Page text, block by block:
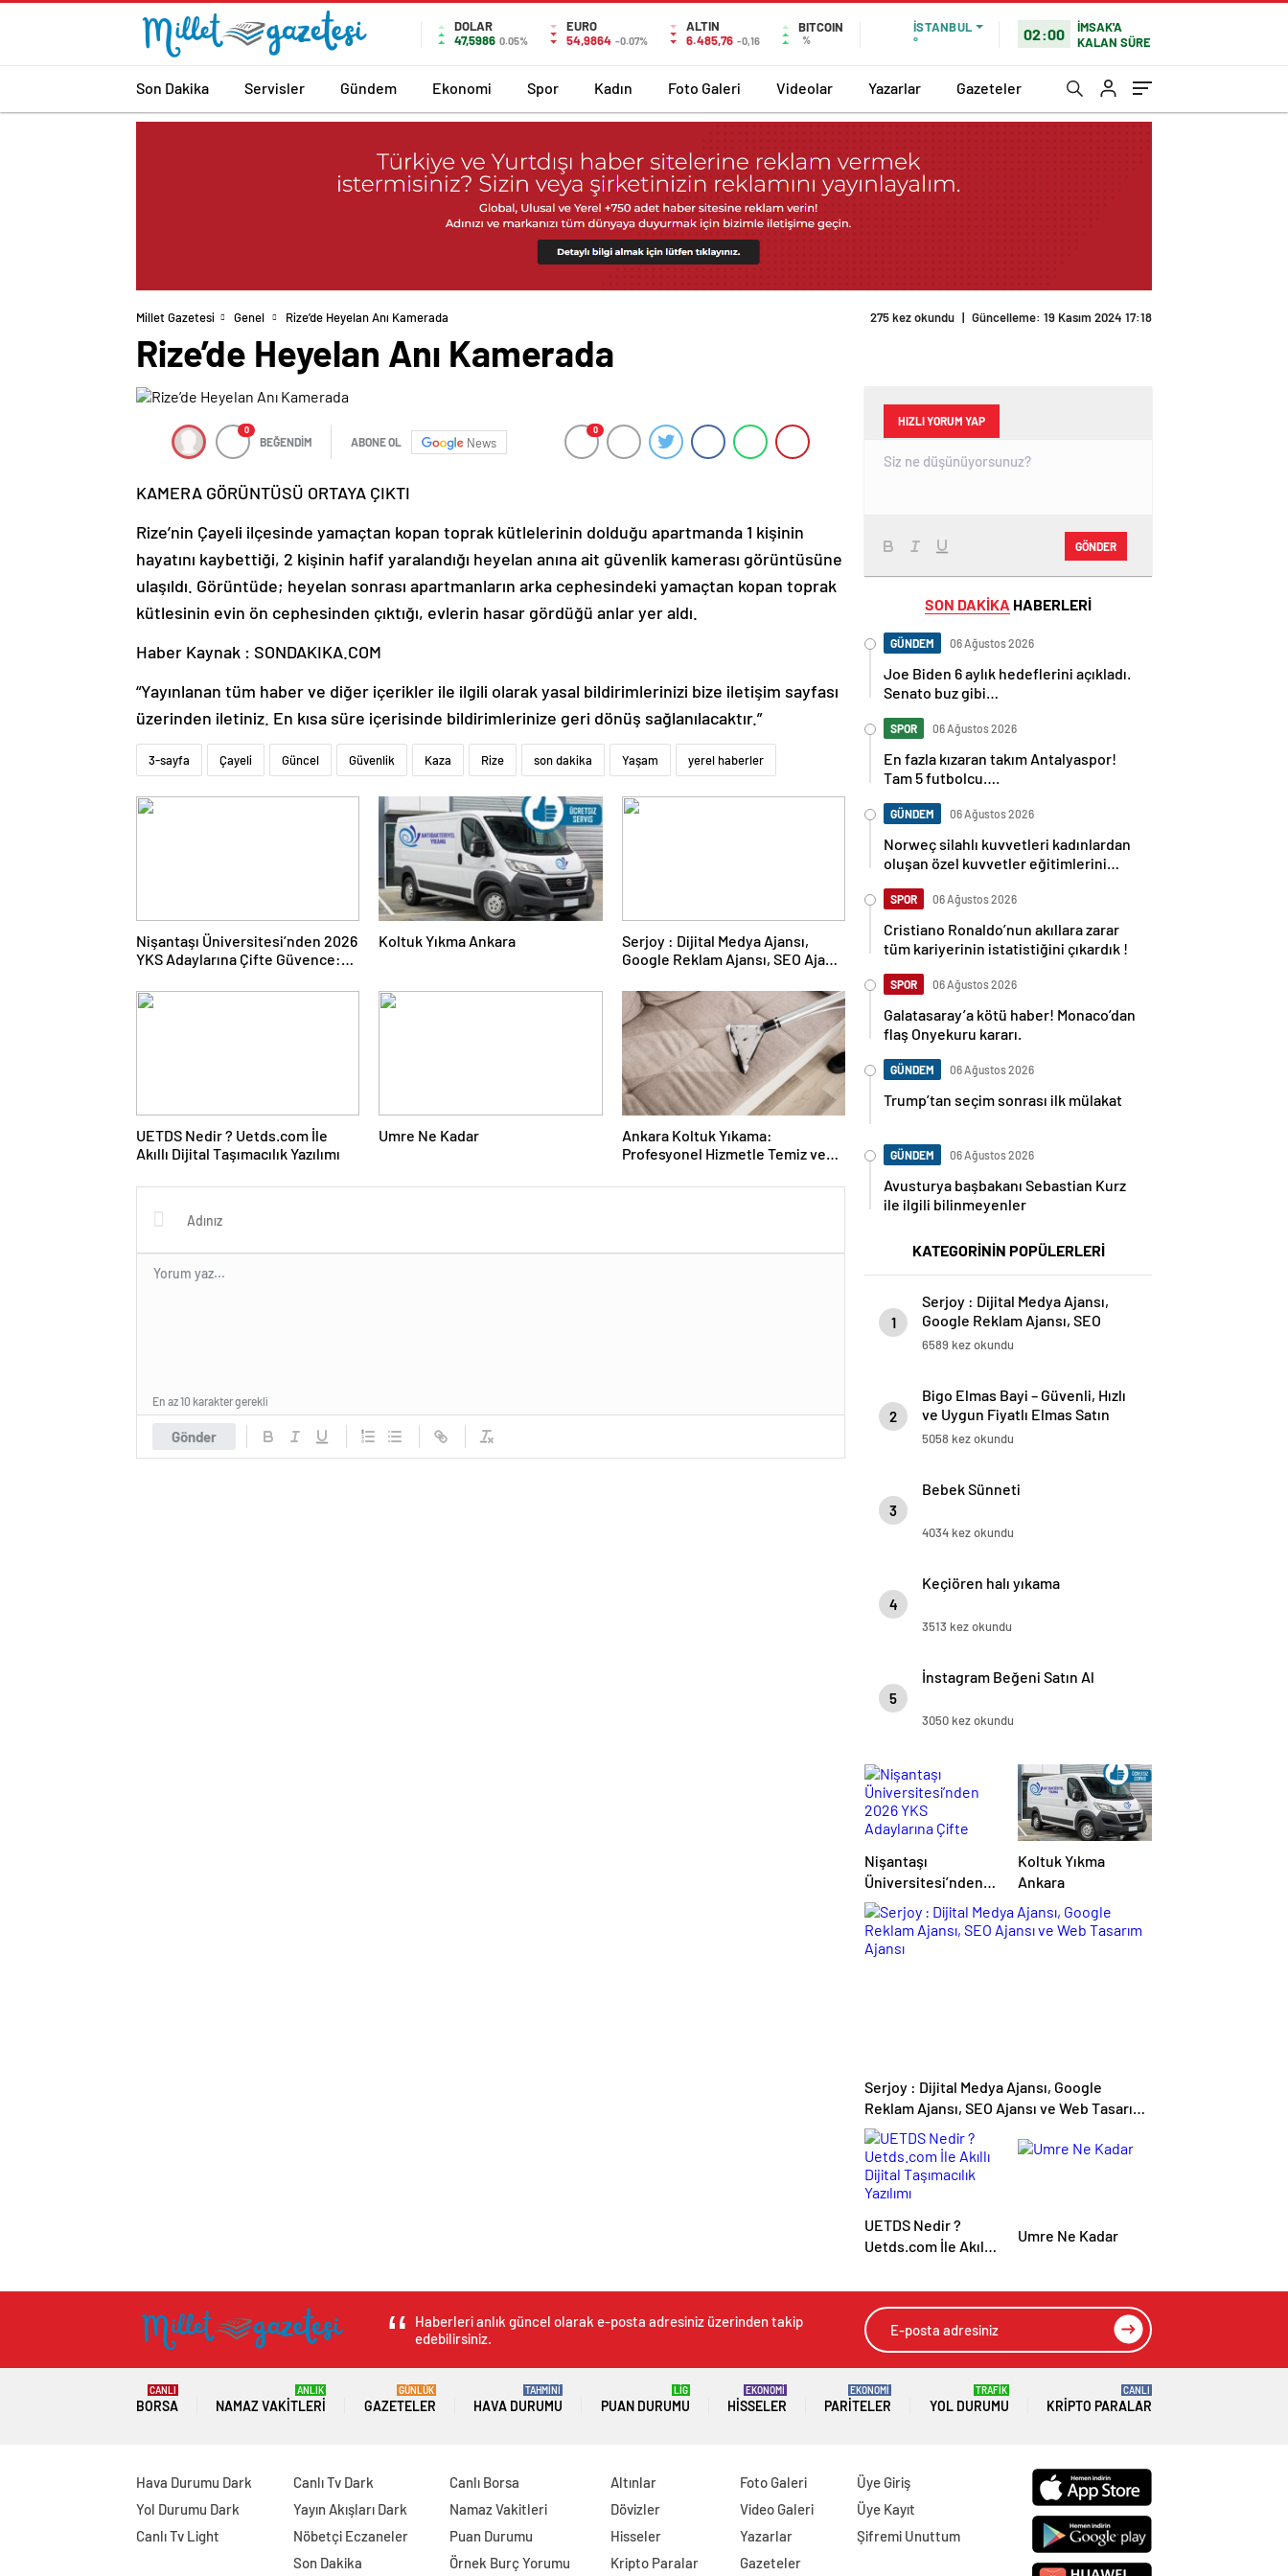
DOLAR
47,5986 0.05%
EURO
54,9864 -0.07%
ALTIN
6.485,76 -0,16
BITCOIN
%
İSTANBUL
°
02:00
İMSAK'A
KALAN SÜRE
Son Dakika Servisler Gündem Ekonomi Spor Kadın Foto Galeri Videolar Yazarlar Gazeteler
Millet Gazetesi Genel Rize’de Heyelan Anı Kamerada 275 kez okundu | Güncelleme: 19 Kasım 2024 17:18
Rize’de Heyelan Anı Kamerada
0
BEĞENDİM ABONE OL News
0
KAMERA GÖRÜNTÜSÜ ORTAYA ÇIKTI
Rize’nin Çayeli ilçesinde yamaçtan kopan toprak kütlelerinin dolduğu apartmanda 1 kişinin
hayatını kaybettiği, 2 kişinin hafif yaralandığı heyelan anına ait güvenlik kamerası görüntüsüne
ulaşıldı. Görüntüde; heyelan sonrası apartmanların arka cephesindeki yamaçtan kopan toprak
kütlesinin evin ön cephesinden çıktığı, evlerin hasar gördüğü anlar yer aldı.
Haber Kaynak : SONDAKIKA.COM
“Yayınlanan tüm haber ve diğer içerikler ile ilgili olarak yasal bildirimlerinizi bize iletişim sayfası
üzerinden iletiniz. En kısa süre içerisinde bildirimlerinize geri dönüş sağlanılacaktır.”
3-sayfa Çayeli Güncel Güvenlik Kaza Rize son dakika Yaşam yerel haberler
Nişantaşı Üniversitesi’nden 2026
YKS Adaylarına Çifte Güvence:
Koltuk Yıkma Ankara
Serjoy : Dijital Medya Ajansı,
Google Reklam Ajansı, SEO Ajansı
UETDS Nedir ? Uetds.com İle
Akıllı Dijital Taşımacılık Yazılımı
Umre Ne Kadar
Ankara Koltuk Yıkama:
Profesyonel Hizmetle Temiz ve
Gönder
En az 10 karakter gerekli
HIZLI YORUM YAP
GÖNDER
SON DAKİKA HABERLERİ
GÜNDEM 06 Ağustos 2026
Joe Biden 6 aylık hedeflerini açıkladı.
Senato buz gibi…
SPOR 06 Ağustos 2026
En fazla kızaran takım Antalyaspor!
Tam 5 futbolcu….
GÜNDEM 06 Ağustos 2026
Norweç silahlı kuvvetleri kadınlardan
oluşan özel kuvvetler eğitimlerini
SPOR 06 Ağustos 2026
Cristiano Ronaldo’nun akıllara zarar
tüm kariyerinin istatistiğini çıkardık !
SPOR 06 Ağustos 2026
Galatasaray’a kötü haber! Monaco’dan
flaş Onyekuru kararı.
GÜNDEM 06 Ağustos 2026
Trump’tan seçim sonrası ilk mülakat
GÜNDEM 06 Ağustos 2026
Avusturya başbakanı Sebastian Kurz
ile ilgili bilinmeyenler
KATEGORİNİN POPÜLERLERİ
1
Serjoy : Dijital Medya Ajansı,
Google Reklam Ajansı, SEO
Ajansı ve Web Tasarım Ajansı
6589 kez okundu
2
Bigo Elmas Bayi – Güvenli, Hızlı
ve Uygun Fiyatlı Elmas Satın
Almanın Yeni Adresi
5058 kez okundu
3
Bebek Sünneti
4034 kez okundu
4
Keçiören halı yıkama
3513 kez okundu
5
İnstagram Beğeni Satın Al
3050 kez okundu
Nişantaşı
Üniversitesi’nden
2026 YKS
Adaylarına Çifte
Güvence: Sabit
Koltuk Yıkma
Ankara
Serjoy : Dijital Medya Ajansı, Google
Reklam Ajansı, SEO Ajansı ve Web Tasarım
Ajansı
UETDS Nedir ?
Uetds.com İle Akıllı
Yazılımı
Umre Ne Kadar
Haberleri anlık güncel olarak e-posta adresiniz üzerinden takip
edebilirsiniz.
BORSA
CANLI
NAMAZ VAKITLERI
ANLIK
GAZETELER
GÜNLÜK
HAVA DURUMU
TAHMİNİ
PUAN DURUMU
LİG
HISSELER
EKONOMİ
PARITELER
EKONOMİ
YOL DURUMU
TRAFİK
KRIPTO PARALAR
CANLI
Hava Durumu Dark
Yol Durumu Dark
Canlı Tv Light
Canlı Tv Dark
Yayın Akışları Dark
Nöbetçi Eczaneler
Son Dakika
Canlı Borsa
Namaz Vakitleri
Puan Durumu
Örnek Burç Yorumu
Altınlar
Dövizler
Hisseler
Kripto Paralar
Foto Galeri
Video Galeri
Yazarlar
Gazeteler
Üye Giriş
Üye Kayıt
Şifremi Unuttum